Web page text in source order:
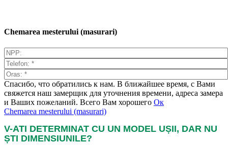
Chemarea mesterului (masurari)
Спасибо, что обратились к нам. В ближайшее время, с Вами
свяжется наш замерщик для уточнения времени, адреса замера
и Ваших пожеланий. Всего Вам хорошего Ок
Chemarea mesterului (masurari)
V-ATI DETERMINAT CU UN MODEL UȘII, DAR NU
ȘTI DIMENSIUNILE?